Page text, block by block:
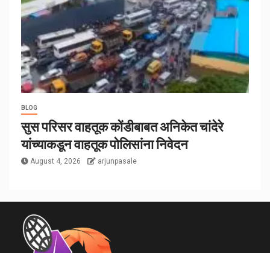
BLOG
सुस परिसर वाहतूक कोंडीबाबत अनिकेत चांदेरे
यांच्याकडून वाहतूक पोलिसांना निवेदन
August 4, 2026 arjunpasale